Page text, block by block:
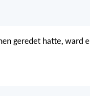
geredet hatte, ward